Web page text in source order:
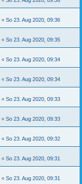
« So 23. Aug 2020, 09:36
« So 23. Aug 2020, 09:35
« So 23. Aug 2020, 09:34
« So 23. Aug 2020, 09:34
« So 23. Aug 2020, 09:33
« So 23. Aug 2020, 09:33
« So 23. Aug 2020, 09:32
« So 23. Aug 2020, 09:31
« So 23. Aug 2020, 09:31